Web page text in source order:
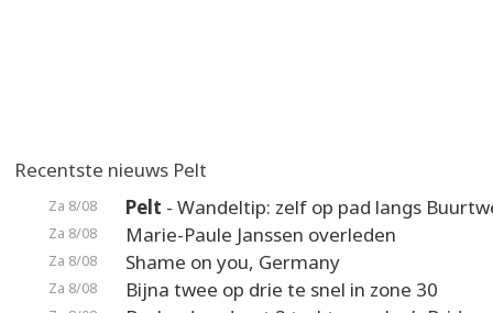
Recentste nieuws Pelt
Za 8/08 Pelt - Wandeltip: zelf op pad langs
Za 8/08 Marie-Paule Janssen overleden
Za 8/08 Shame on you, Germany
Za 8/08 Bijna twee op drie te snel in zone 30